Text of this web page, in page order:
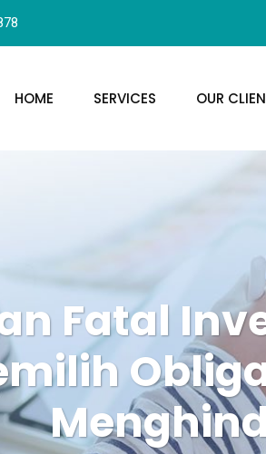
HOME SERVICES OUR
Fatal